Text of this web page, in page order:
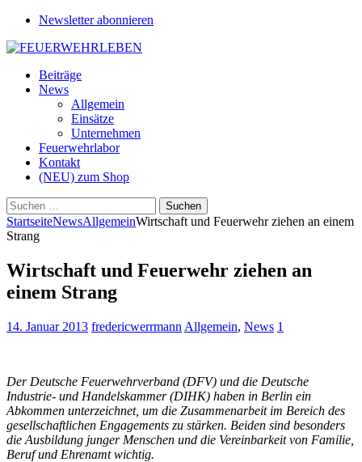
Newsletter abonnieren
Beiträge
News
Allgemein
Einsätze
Unternehmen
Feuerwehrlabor
Kontakt
(NEU) zum Shop
Suchen
nach:
StartseiteNewsAllgemeinWirtschaft und Feuerwehr ziehen an einem
Strang
Wirtschaft und Feuerwehr ziehen an
einem Strang
14. Januar 2013 fredericwerrmann Allgemein, News 1
Der Deutsche Feuerwehrverband (DFV) und die Deutsche
Industrie- und Handelskammer (DIHK) haben in Berlin ein
Abkommen unterzeichnet, um die Zusammenarbeit im Bereich des
gesellschaftlichen Engagements zu stärken. Beiden sind besonders
die Ausbildung junger Menschen und die Vereinbarkeit von Familie,
Beruf und Ehrenamt wichtig.